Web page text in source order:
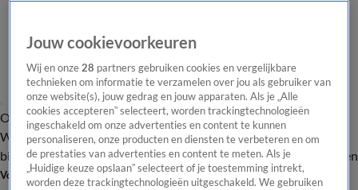
Overzicht Onze programma's Uitzendingen Onze gezichten
In de
WandelgangenInterviewsUitzending
bijwonenPodcastShopVeelgestelde vragenKijkersvraag insturen
Volg Vandaag Inside
Jouw cookievoorkeuren
Wij en onze28 partners gebruiken cookies en vergelijkbare
technieken om informatie te verzamelen over jou als gebruiker van
onze website(s), jouw gedrag en jouw apparaten. Als je „Alle
cookies accepteren” selecteert, worden trackingtechnologieën
ingeschakeld om onze advertenties en content te kunnen
personaliseren, onze producten en diensten te verbeteren en om
de prestaties van advertenties en content te meten. Als je
„Huidige keuze opslaan” selecteert of je toestemming intrekt,
worden deze trackingtechnologieën uitgeschakeld. We gebruiken